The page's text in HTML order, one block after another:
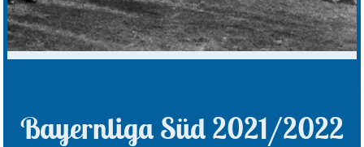
Bayernliga Süd 2021/2022